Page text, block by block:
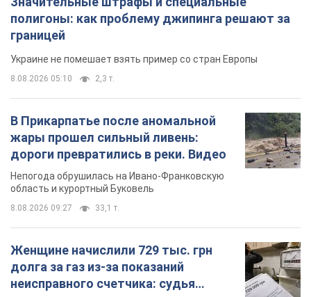
полигоны: как проблему джипинга решают за
границей
Украине не помешает взять пример со стран Европы
8.08.2026 05:10 2,3 т.
В Прикарпатье после аномальной
жары прошел сильный ливень:
дороги превратились в реки. Видео
Непогода обрушилась на Ивано-Франковскую
область и курортный Буковель
8.08.2026 09:27 33,1 т.
Женщине начислили 729 тыс. грн
долга за газ из-за показаний
неисправного счетчика: судья